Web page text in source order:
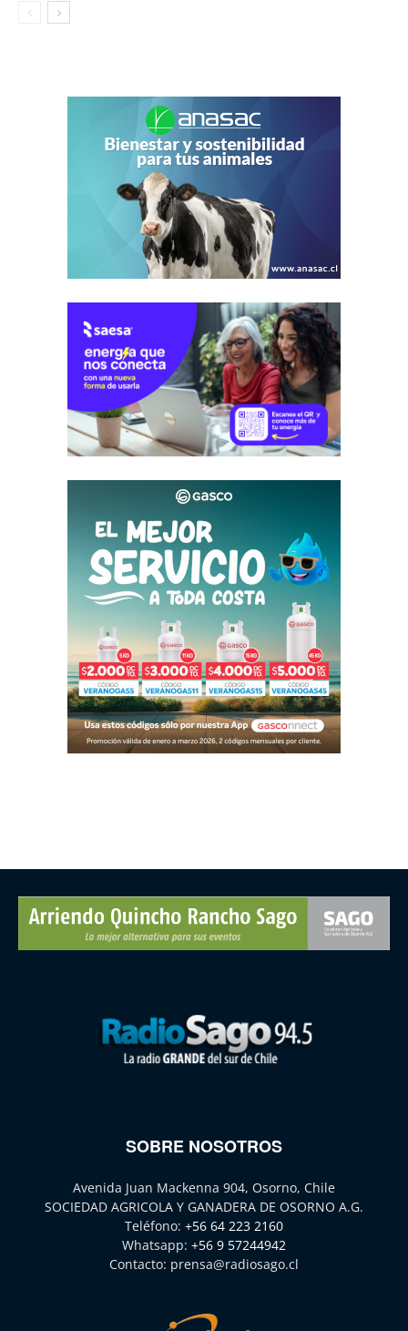
SOBRE NOSOTROS
Avenida Juan Mackenna 904, Osorno, Chile
SOCIEDAD AGRICOLA Y GANADERA DE OSORNO A.G.
Teléfono: +56 64 223 2160
Whatsapp: +56 9 57244942
Contacto: prensa@radiosago.cl